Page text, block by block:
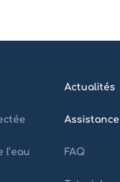
l’eau
Actualités
Assistance
FAQ